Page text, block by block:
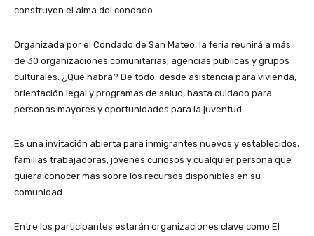
construyen el alma del condado.
Organizada por el Condado de San Mateo, la feria reunirá a más
de 30 organizaciones comunitarias, agencias públicas y grupos
culturales. ¿Qué habrá? De todo: desde asistencia para vivienda,
orientación legal y programas de salud, hasta cuidado para
personas mayores y oportunidades para la juventud.
Es una invitación abierta para inmigrantes nuevos y establecidos,
familias trabajadoras, jóvenes curiosos y cualquier persona que
quiera conocer más sobre los recursos disponibles en su
comunidad.
Entre los participantes estarán organizaciones clave como El